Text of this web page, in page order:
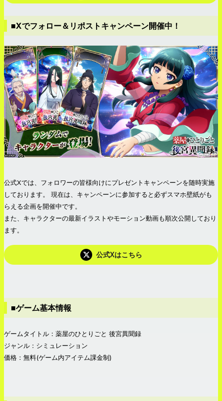
■Xでフォロー＆リポストキャンペーン開催中！
公式Xでは、フォロワーの皆様向けにプレゼントキャンペーンを随時実施
しております。 現在は、キャンペーンに参加すると必ずスマホ壁紙がも
らえる企画を開催中です。
また、キャラクターの最新イラストやモーション動画も順次公開しており
ます。
公式Xはこちら
■ゲーム基本情報
ゲームタイトル：薬屋のひとりごと 後宮異聞録
ジャンル：シミュレーション
価格：無料(ゲーム内アイテム課金制)